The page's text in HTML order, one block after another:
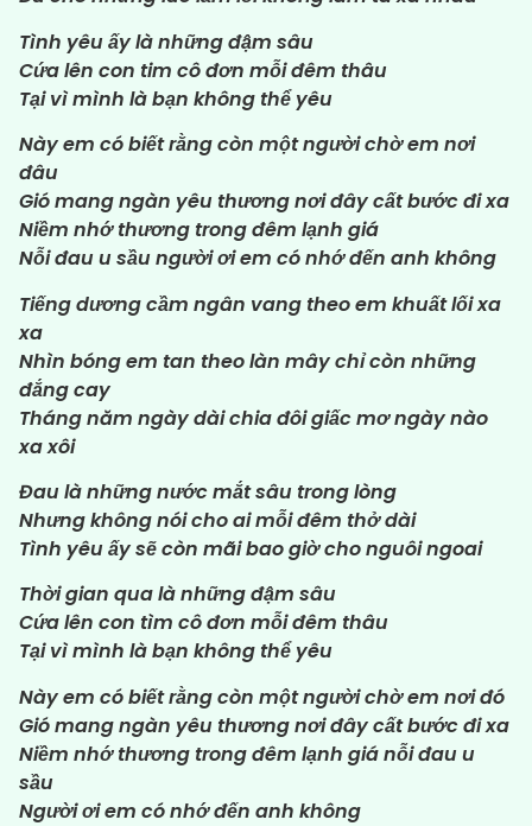
Tình yêu ấy là những đậm sâu
Cứa lên con tim cô đơn mỗi đêm thâu
Tại vì mình là bạn không thể yêu
Này em có biết rằng còn một người chờ em nơi
đâu
Gió mang ngàn yêu thương nơi đây cất bước đi xa
Niềm nhớ thương trong đêm lạnh giá
Nỗi đau u sầu người ơi em có nhớ đến anh không
Tiếng dương cầm ngân vang theo em khuất lối xa
xa
Nhìn bóng em tan theo làn mây chỉ còn những
đắng cay
Tháng năm ngày dài chia đôi giấc mơ ngày nào
xa xôi
Đau là những nước mắt sâu trong lòng
Nhưng không nói cho ai mỗi đêm thở dài
Tình yêu ấy sẽ còn mãi bao giờ cho nguôi ngoai
Thời gian qua là những đậm sâu
Cứa lên con tìm cô đơn mỗi đêm thâu
Tại vì mình là bạn không thể yêu
Này em có biết rằng còn một người chờ em nơi đó
Gió mang ngàn yêu thương nơi đây cất bước đi xa
Niềm nhớ thương trong đêm lạnh giá nỗi đau u
sầu
Người ơi em có nhớ đến anh không